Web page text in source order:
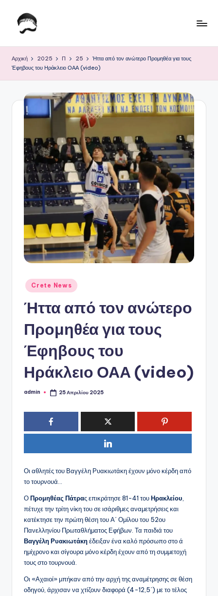
Μετάβαση
ο
Κ
P
o
Αρχική 2025 Π 25
Ήττα από τον ανώτερο Προμηθέα για τους
Έφηβους του Ηράκλειο ΟΑΑ (video)
Αναρτήθηκε
σε
Crete News
Ήττα από τον ανώτερο
Προμηθέα για τους
Έφηβους του
Ηράκλειο ΟΑΑ (video)
Συγγραφέας:
admin 25 Απριλίου 2025
Οι αθλητές του Βαγγέλη Ρυακιωτάκη έχουν μόνο κέρδη από
το τουρνουά…
ΟΠρομηθέας Πάτρας επικράτησε 81-41 τουΗρακλείου
πέτυχε την τρίτη νίκη του σε ισάριθμες αναμετρήσεις και
κατέκτησε την πρώτη θέση του Α΄ Ομίλου του 52ου
Πανελληνίου Πρωταθλήματος Εφήβων. Τα παιδιά του
Βαγγέλη Ρυακιωτάκηέδειξαν ένα καλό πρόσωπο στο ά
ημίχρονο και σίγουρα μόνο κέρδη έχουν από τη συμμετοχή
τους στο τουρνουά.
Οι «Αχαιοί» μπήκαν από την αρχή της αναμέτρησης σε θέση
οδηγού, άρχισαν να χτίζουν διαφορά (4-12,5΄) με το τέλος